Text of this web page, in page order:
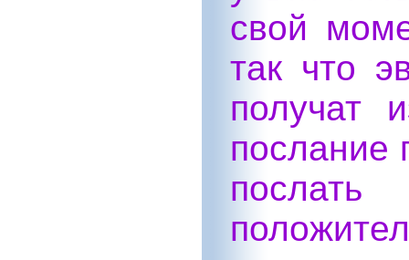
свой
так что
получат
послание